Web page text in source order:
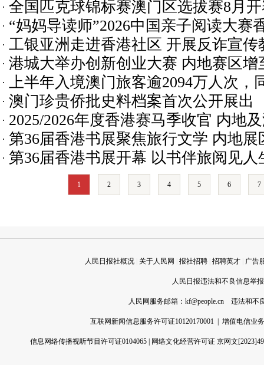
全国匹克球锦标赛澳门区选拔赛8月
“妈妈导读师”2026中国亲子阅读大赛
工银亚洲走进香港社区 开展反诈宣传
港城大举办创新创业大赛 内地赛区增
上半年入境澳门旅客逾2094万人次，
澳门珍贵侨批史料档案首次公开展出
2025/2026年度香港赛马季收官 内地
场创新高
第36届香港书展聚焦旅行文学 内地
第36届香港书展开幕 以书伴旅阅见人
1 2 3 4 5 6 7
人民日报社概况 关于人民网 报社招聘 招聘英才 广告
人民日报违法和不良信息举
人民网服务邮箱： kf@people.cn 违法和不
互联网新闻信息服务许可证10120170001 增值电信业
信息网络传播视听节目许可证0104065 网络文化经营许可证 京网文